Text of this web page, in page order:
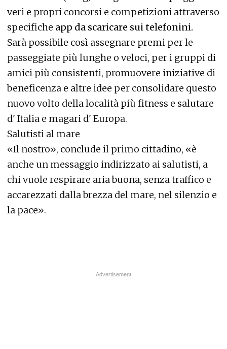
veri e propri concorsi e competizioni attraverso
specifiche app da scaricare sui telefonini.
Sarà possibile così assegnare premi per le
passeggiate più lunghe o veloci, per i gruppi di
amici più consistenti, promuovere iniziative di
beneficenza e altre idee per consolidare questo
nuovo volto della località più fitness e salutare
d' Italia e magari d' Europa.
Salutisti al mare
«Il nostro», conclude il primo cittadino, «è
anche un messaggio indirizzato ai salutisti, a
chi vuole respirare aria buona, senza traffico e
accarezzati dalla brezza del mare, nel silenzio e
la pace».